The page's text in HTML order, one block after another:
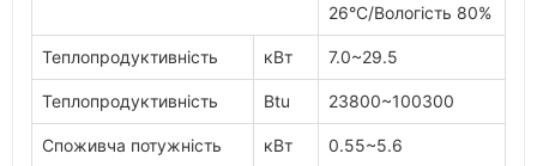
26°C/Вологість 80%
Теплопродуктивність кВт 7.0~29.5
Теплопродуктивність Btu 23800~100300
Споживча потужність кВт 0.55~5.6